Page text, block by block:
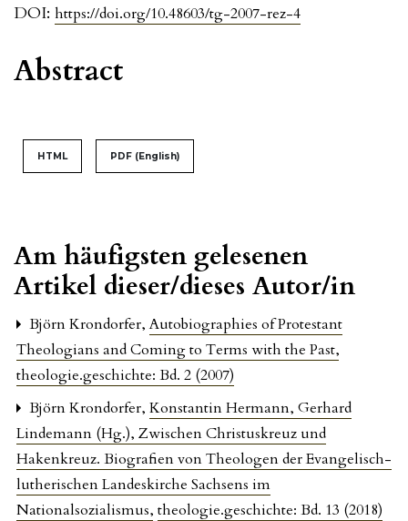
DOI: https://doi.org/10.48603/tg-2007-rez-4
Abstract
HTML PDF (English)
Am häufigsten gelesenen
Artikel dieser/dieses Autor/in
Björn Krondorfer,Autobiographies of Protestant
Theologians and Coming to Terms with the Past,
theologie.geschichte: Bd. 2 (2007)
Björn Krondorfer, Konstantin Hermann, Gerhard
Lindemann (Hg.), Zwischen Christuskreuz und
Hakenkreuz. Biografien von Theologen der Evangelisch-
lutherischen Landeskirche Sachsens im
Nationalsozialismus, theologie.geschichte: Bd. 13 (2018)